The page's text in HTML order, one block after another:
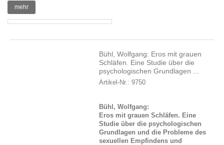
mehr
Bühl, Wolfgang: Eros mit grauen
Schläfen. Eine Studie über die
psychologischen Grundlagen ...
Artikel-Nr.: 9750
Bühl, Wolfgang:
Eros mit grauen Schläfen. Eine
Studie über die psychologischen
Grundlagen und die Probleme des
sexuellen Empfindens und